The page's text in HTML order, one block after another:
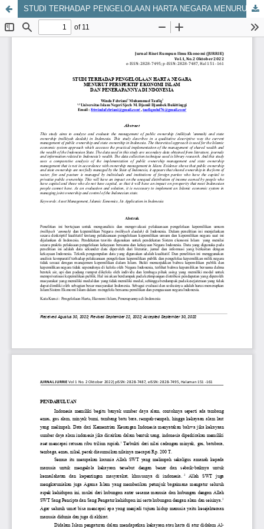
STUDI TERHADAP PENGELOLAAN HARTA NEGARA MENURUT PERSPEKTIF EKONOMI ISLAM DAN PENERAPANNYA DI NDONESIA